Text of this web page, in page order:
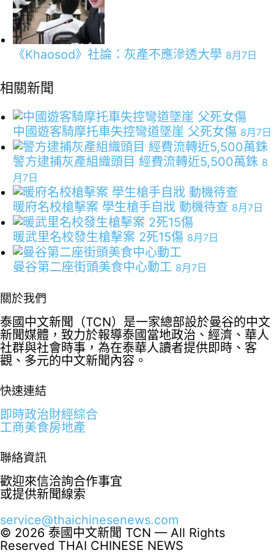
《Khaosod》社論：灰產不應滲透大學 8月7日
相關新聞
中國遊客騎摩托車失控彎道墜崖 父死女傷 8月7日
警方逮捕灰產組織頭目 經費流轉近5,500萬銖 8
月7日
暖府名校槍擊案 學生槍手自戕 動機待查 8月7日
暖武里名校發生槍擊案 2死15傷 8月7日
曼谷第二座街頭美食中心動工 8月7日
關於我們
泰國中文新聞（TCN）是一家總部設於曼谷的中文
新聞媒體，致力於報導泰國當地政治、經濟、華人
社群與社會時事，為在泰華人讀者提供即時、客
觀、多元的中文新聞內容。
快速連結
即時政治財經綜合
工商美食房地產
聯絡資訊
歡迎來信洽詢合作事宜
或提供新聞線索
service@thaichinesenews.com
© 2026 泰國中文新聞 TCN — All Rights
Reserved THAI CHINESE NEWS